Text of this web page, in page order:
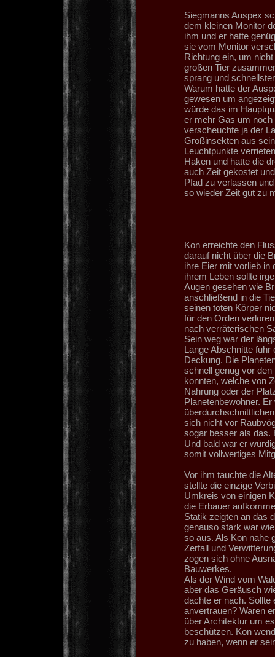
Siegmanns Auspex
dem kleinen Monitor
ihm und er hatte
sie vom Monitor
Richtung ein, um
großen Tier
sprang und
Warum hatte der
gewesen um
würde das im
er mehr Gas um
verscheuchte ja der
Großinsekten aus
Leuchtpunkte
Haken und hatte die
auch Zeit gekostet
Pfad zu verlassen
so wieder Zeit gut zu
Kon erreichte den
darauf nicht über die
ihre Eier mit vorlieb in
ihrem Leben sollte
Augen gesehen wie
anschließend in die
seinen toten Körper
für den Orden
nach verräterischen
Sein weg war der
Lange Abschnitte fuhr
Deckung. Die
schnell genug vor
konnten, welche von
Nahrung oder der
Planetenbewohner.
sich nicht vor
sogar besser als das.
Und bald war er
somit vollwertiges
Vor ihm tauchte die
stellte die einzige
Umkreis von einigen
die Erbauer
Statik zeigten an das
genauso stark war
so aus. Als Kon nahe
Zerfall und
zogen sich ohne
Bauwerkes.
Als der Wind vom
aber das Geräusch
dachte er nach. Sollte
anvertrauen? Waren
über Architektur um
beschützen. Kon
zu haben, wenn er